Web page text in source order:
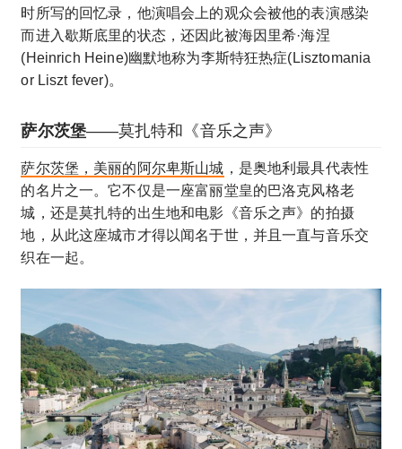
时所写的回忆录，他演唱会上的观众会被他的表演感染
而进入歇斯底里的状态，还因此被海因里希·海涅
(Heinrich Heine)幽默地称为李斯特狂热症(Lisztomania
or Liszt fever)。
萨尔茨堡——莫扎特和《音乐之声》
萨尔茨堡，美丽的阿尔卑斯山城 ，是奥地利最具代表性
的名片之一。它不仅是一座富丽堂皇的巴洛克风格老
城，还是莫扎特的出生地和电影《音乐之声》的拍摄
地，从此这座城市才得以闻名于世，并且一直与音乐交
织在一起。